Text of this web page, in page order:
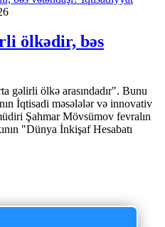
ölkədir, bəs
gəlirli ölkə arasındadır". Bunu
İqtisadi məsələlər və innovativ
Şahmar Mövsümov fevralın
"Dünya İnkişaf Hesabatı